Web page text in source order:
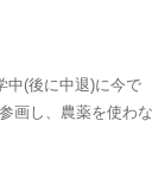
中(後に中退)に今で
画し、農薬を使わな